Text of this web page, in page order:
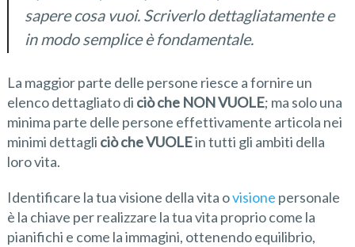
sapere cosa vuoi. Scriverlo dettagliatamente e
in modo semplice è fondamentale.
La maggior parte delle persone riesce a fornire un
elenco dettagliato di ciò che NON VUOLE; ma solo una
minima parte delle persone effettivamente articola nei
minimi dettagli ciò che VUOLEin tutti gli ambiti della
loro vita.
Identificare la tua visione della vita ovisione personale
è la chiave per realizzare la tua vita proprio come la
pianifichi e come la immagini, ottenendo equilibrio,